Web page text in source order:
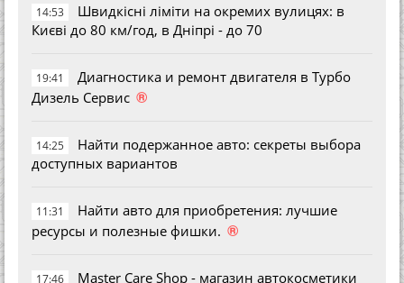
14:53
Швидкісні ліміти на окремих вулицях: в
Києві до 80 км/год, в Дніпрі - до 70
19:41
Диагностика и ремонт двигателя в Турбо
Дизель Сервис ®
14:25
Найти подержанное авто: секреты выбора
доступных вариантов
11:31
Найти авто для приобретения: лучшие
ресурсы и полезные фишки. ®
17:46
Master Care Shop - магазин автокосметики